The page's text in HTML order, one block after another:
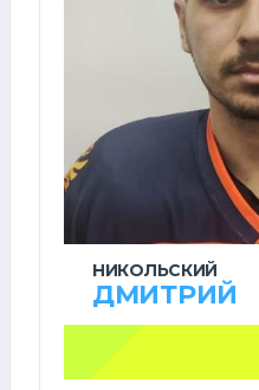
НИКОЛЬСКИЙ
ДМИТРИЙ